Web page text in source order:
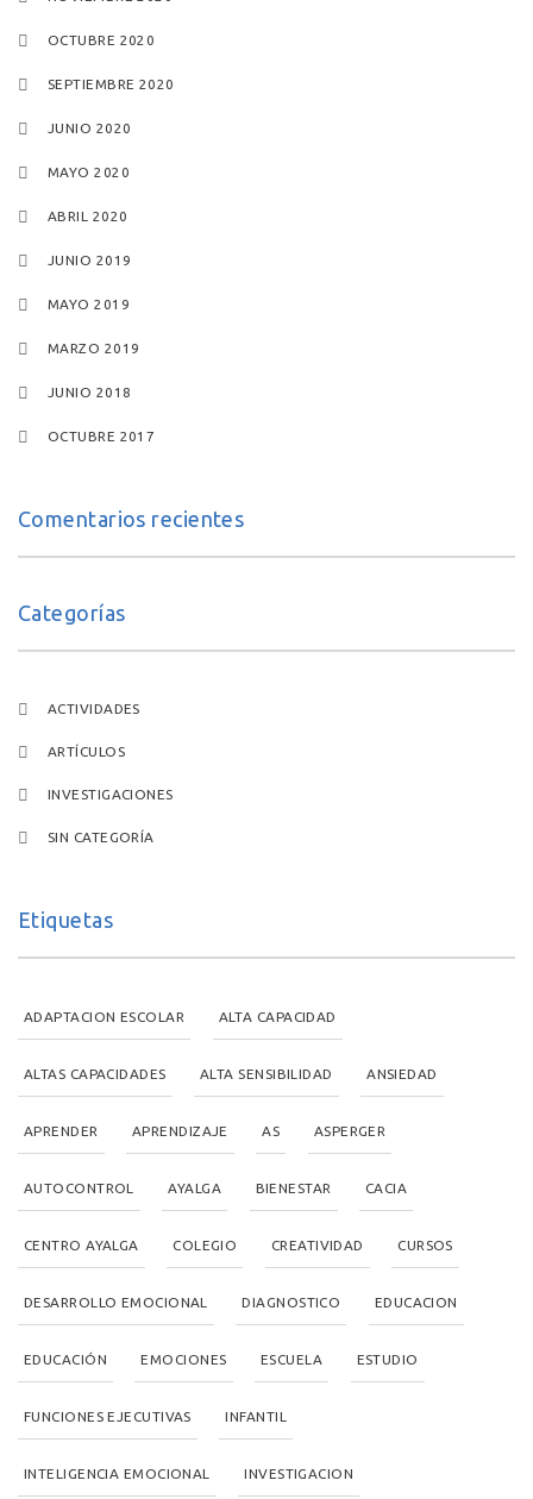
OCTUBRE 2020
SEPTIEMBRE 2020
JUNIO 2020
MAYO 2020
ABRIL 2020
JUNIO 2019
MAYO 2019
MARZO 2019
JUNIO 2018
OCTUBRE 2017
Comentarios recientes
Categorías
ACTIVIDADES
ARTÍCULOS
INVESTIGACIONES
SIN CATEGORÍA
Etiquetas
ADAPTACION ESCOLAR ALTA CAPACIDAD
ALTAS CAPACIDADES ALTA SENSIBILIDAD ANSIEDAD
APRENDER APRENDIZAJE AS ASPERGER
AUTOCONTROL AYALGA BIENESTAR CACIA
CENTRO AYALGA COLEGIO CREATIVIDAD CURSOS
DESARROLLO EMOCIONAL DIAGNOSTICO EDUCACION
EDUCACIÓN EMOCIONES ESCUELA ESTUDIO
FUNCIONES EJECUTIVAS INFANTIL
INTELIGENCIA EMOCIONAL INVESTIGACION